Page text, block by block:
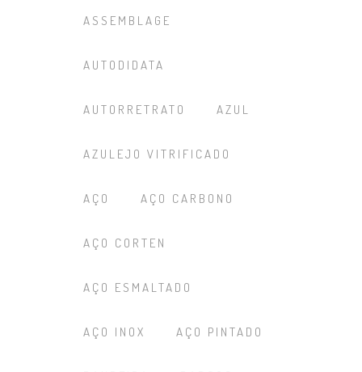
ASSEMBLAGE
AUTODIDATA
AUTORRETRATO AZUL
AZULEJO VITRIFICADO
AÇO AÇO CARBONO
AÇO CORTEN
AÇO ESMALTADO
AÇO INOX AÇO PINTADO